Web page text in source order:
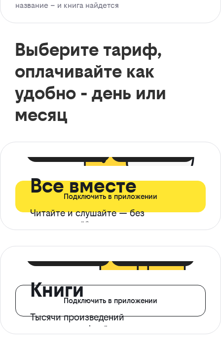
название – и книга найдется
Выберите тариф,
оплачивайте как
удобно - день или
месяц
Все вместе
Читайте и слушайте — без
ограничений*
Подключить в приложении
Книги
Тысячи произведений
с доступом офлайн
Подключить в приложении